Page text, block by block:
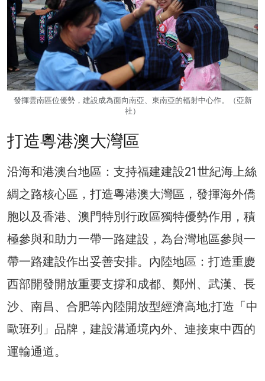
發揮雲南區位優勢，建設成為面向南亞、東南亞的輻射中心作。（亞新
社）
打造粵港澳大灣區
沿海和港澳台地區：支持福建建設21世紀海上絲
綢之路核心區，打造粵港澳大灣區，發揮海外僑
胞以及香港、澳門特別行政區獨特優勢作用，積
極參與和助力一帶一路建設，為台灣地區參與一
帶一路建設作出妥善安排。內陸地區：打造重慶
西部開發開放重要支撐和成都、鄭州、武漢、長
沙、南昌、合肥等內陸開放型經濟高地;打造「中
歐班列」品牌，建設溝通境內外、連接東中西的
運輸通道。